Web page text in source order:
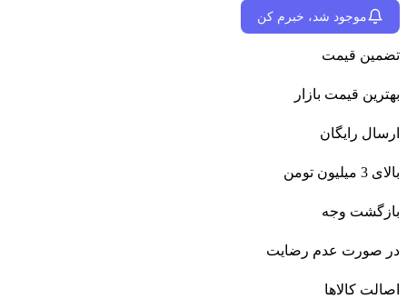
موجود شد، خبرم کن
تضمین قیمت
بهترین قیمت بازار
ارسال رایگان
بالای 3 میلیون تومن
بازگشت وجه
در صورت عدم رضایت
اصالت کالاها